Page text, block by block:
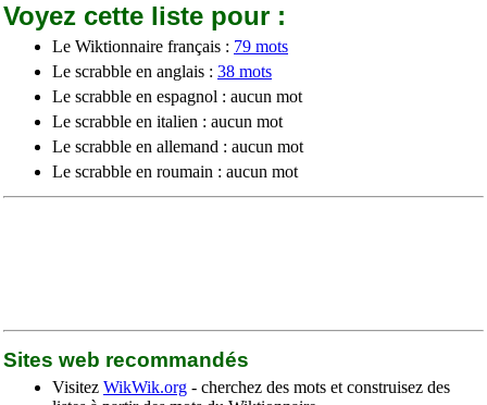
Voyez cette liste pour :
Le Wiktionnaire français : 79 mots
Le scrabble en anglais : 38 mots
Le scrabble en espagnol : aucun mot
Le scrabble en italien : aucun mot
Le scrabble en allemand : aucun mot
Le scrabble en roumain : aucun mot
Sites web recommandés
Visitez WikWik.org - cherchez des mots et construisez des